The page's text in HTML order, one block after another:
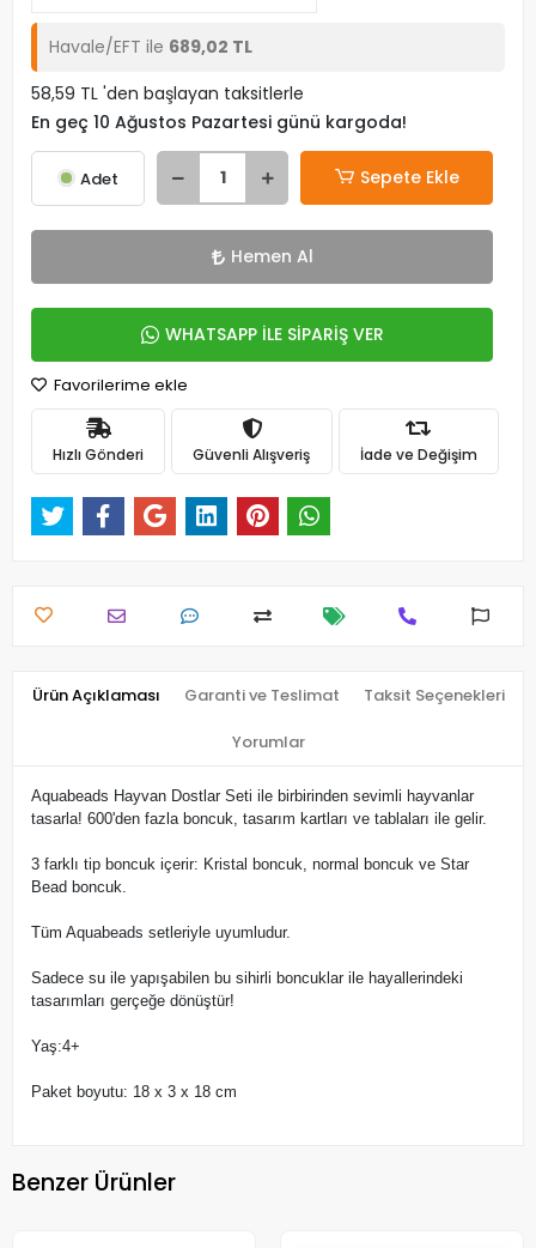
Havale/EFT ile 689,02 TL
58,59 TL 'den başlayan taksitlerle
En geç 10 Ağustos Pazartesi günü kargoda!
Adet Sepete Ekle
Hemen Al
WHATSAPP İLE SİPARİŞ VER
Favorilerime ekle
Hızlı Gönderi Güvenli Alışveriş İade ve Değişim
Ürün Açıklaması Garanti ve Teslimat Taksit Seçenekleri
Yorumlar
Aquabeads Hayvan Dostlar Seti ile birbirinden sevimli hayvanlar
tasarla! 600'den fazla boncuk, tasarım kartları ve tablaları ile gelir.
3 farklı tip boncuk içerir: Kristal boncuk, normal boncuk ve Star
Bead boncuk.
Tüm Aquabeads setleriyle uyumludur.
Sadece su ile yapışabilen bu sihirli boncuklar ile hayallerindeki
tasarımları gerçeğe dönüştür!
Yaş:4+
Paket boyutu: 18 x 3 x 18 cm
Benzer Ürünler